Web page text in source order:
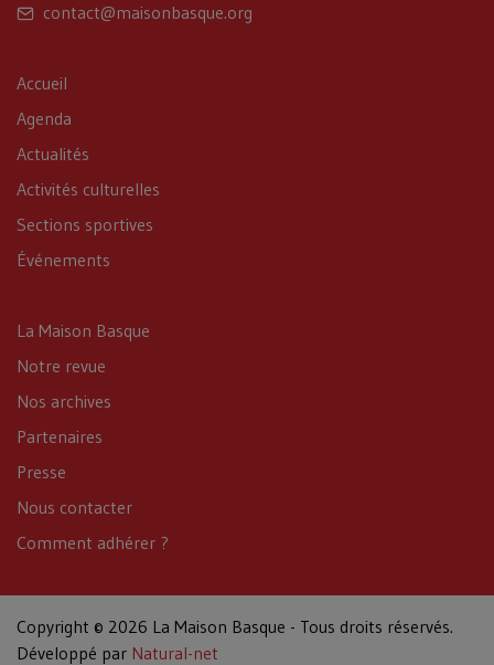
contact@maisonbasque.org
Accueil
Agenda
Actualités
Activités culturelles
Sections sportives
Événements
La Maison Basque
Notre revue
Nos archives
Partenaires
Presse
Nous contacter
Comment adhérer ?
Copyright © 2026 La Maison Basque - Tous droits réservés.
Développé par Natural-net